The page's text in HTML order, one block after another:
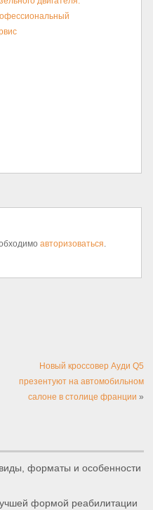
авторизоваться.
Новый кроссовер Ауди Q5
презентуют на автомобильном
салоне в столице франции »
форматы и особенности
формой реабилитации